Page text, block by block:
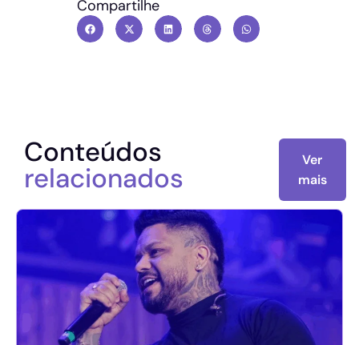
Compartilhe
Conteúdos
relacionados
Ver
mais